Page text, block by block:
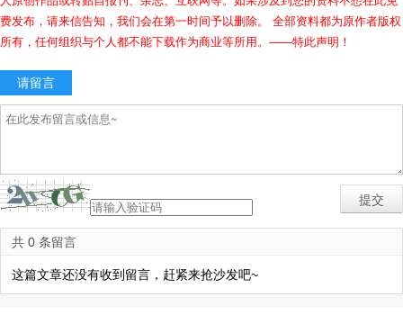
费发布，请来信告知，我们会在第一时间予以删除。 全部资料都为原作者版权
所有，任何组织与个人都不能下载作为商业等所用。——特此声明！
请留言
共 0 条留言
这篇文章还没有收到留言，赶紧来抢沙发吧~